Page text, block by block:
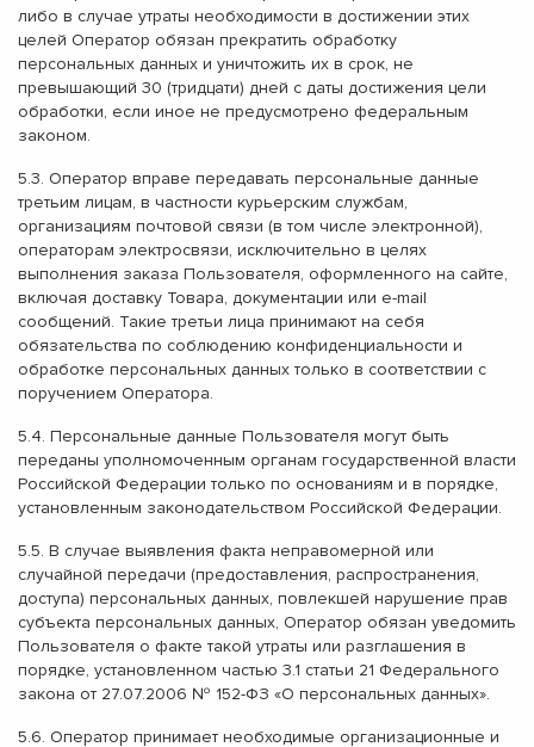
либо в случае утраты необходимости в достижении этих
целей Оператор обязан прекратить обработку
персональных данных и уничтожить их в срок, не
превышающий 30 (тридцати) дней с даты достижения цели
обработки, если иное не предусмотрено федеральным
законом.
5.3. Оператор вправе передавать персональные данные
третьим лицам, в частности курьерским службам,
организациям почтовой связи (в том числе электронной),
операторам электросвязи, исключительно в целях
выполнения заказа Пользователя, оформленного на сайте,
включая доставку Товара, документации или e-mail
сообщений. Такие третьи лица принимают на себя
обязательства по соблюдению конфиденциальности и
обработке персональных данных только в соответствии с
поручением Оператора.
5.4. Персональные данные Пользователя могут быть
переданы уполномоченным органам государственной власти
Российской Федерации только по основаниям и в порядке,
установленным законодательством Российской Федерации.
5.5. В случае выявления факта неправомерной или
случайной передачи (предоставления, распространения,
доступа) персональных данных, повлекшей нарушение прав
субъекта персональных данных, Оператор обязан уведомить
Пользователя о факте такой утраты или разглашения в
порядке, установленном частью 3.1 статьи 21 Федерального
закона от 27.07.2006 № 152-ФЗ «О персональных данных».
5.6. Оператор принимает необходимые организационные и